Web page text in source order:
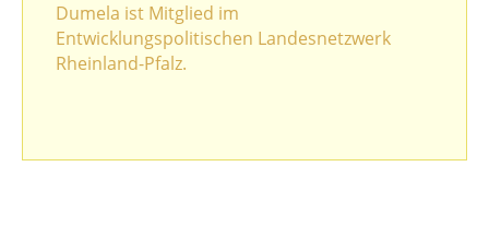
Dumela ist Mitglied im
Entwicklungspolitischen Landesnetzwerk
Rheinland-Pfalz.